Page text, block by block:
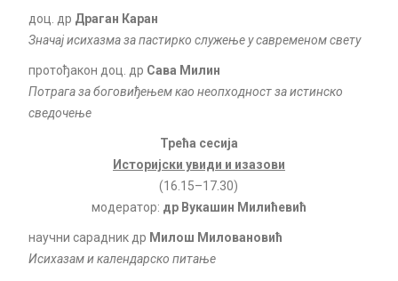
доц. др Драган Каран
Значај исихазма за пастирко служење у савременом свету
протођакон доц. др Сава Милин
Потрага за боговиђењем као неопходност за истинско
сведочење
Трећа сесија
Историјски увиди и изазови
(16.15–17.30)
модератор: др Вукашин Милићевић
научни сарадник др Милош Миловановић
Исихазам и календарско питање